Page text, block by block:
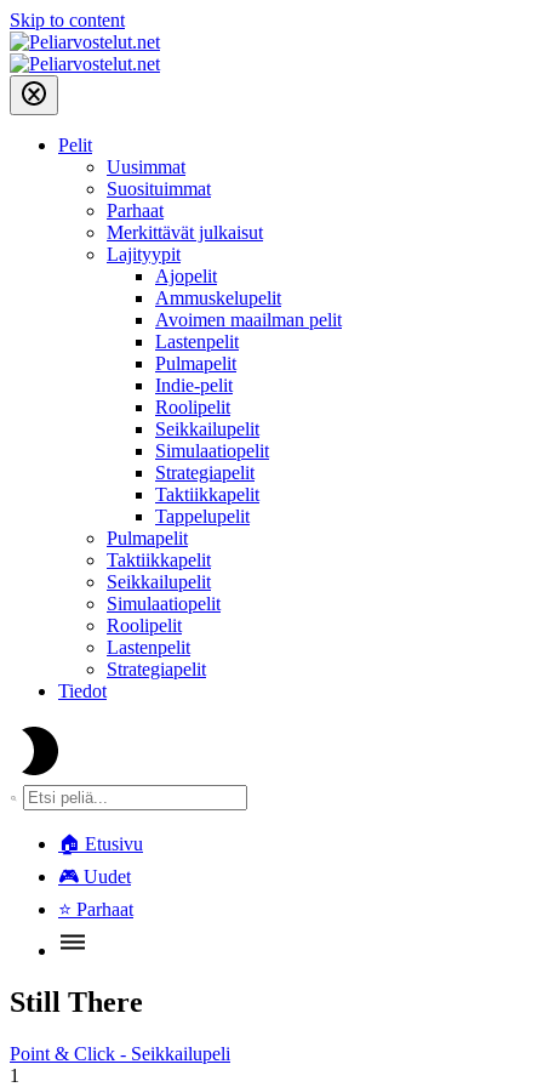
Skip to content
Pelit
Uusimmat
Suosituimmat
Parhaat
Merkittävät julkaisut
Lajityypit
Ajopelit
Ammuskelupelit
Avoimen maailman pelit
Lastenpelit
Pulmapelit
Indie-pelit
Roolipelit
Seikkailupelit
Simulaatiopelit
Strategiapelit
Taktiikkapelit
Tappelupelit
Pulmapelit
Taktiikkapelit
Seikkailupelit
Simulaatiopelit
Roolipelit
Lastenpelit
Strategiapelit
Tiedot
🏠 Etusivu
🎮 Uudet
⭐ Parhaat
Still There
Point & Click - Seikkailupeli
1